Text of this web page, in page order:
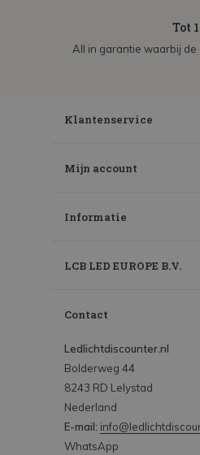
Tot
All in garantie waarbij
Klantenservice
Mijn account
Informatie
LCB LED EUROPE B.V.
Contact
Ledlichtdiscounter.nl
Bolderweg 44
8243 RD Lelystad
Nederland
E-mail:
WhatsApp